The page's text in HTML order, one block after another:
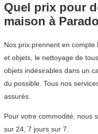
Quel prix pour
maison à
Nos prix prennent en compte
et objets, le nettoyage de
objets indésirables dans un
du possible. Tous nos
assurés.
Pour votre commodité, nous
sur 24, 7 jours sur 7.